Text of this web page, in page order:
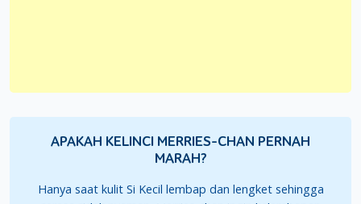
APAKAH KELINCI MERRIES-CHAN PERNAH
MARAH?
Hanya saat kulit Si Kecil lembap dan lengket sehingga